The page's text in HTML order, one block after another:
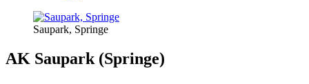
Saupark, Springe
AK Saupark (Springe)